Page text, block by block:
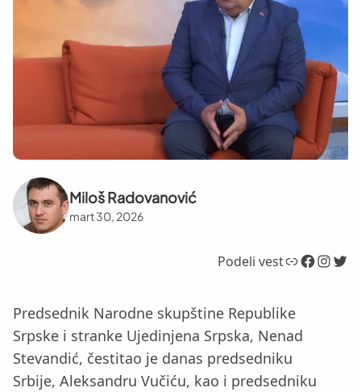
Miloš Radovanović
mart 30, 2026
Podeli vestLink Facebook InstagramTwitter
Predsednik Narodne skupštine Republike
Srpske i stranke Ujedinjena Srpska, Nenad
Stevandić, čestitao je danas predsedniku
Srbije, Aleksandru Vučiću, kao i predsedniku